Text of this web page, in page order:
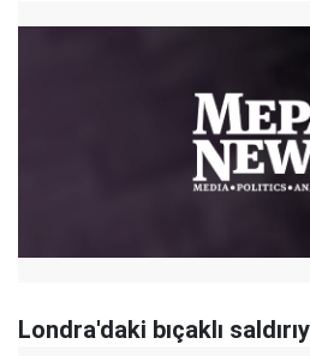
Londra'daki bıçaklı